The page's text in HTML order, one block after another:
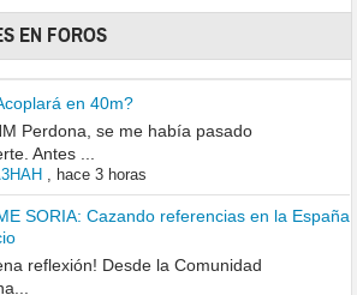
EN FOROS
en 40m?
Perdona, se me había pasado
Antes ...
, hace 3 horas
SORIA: Cazando referencias en la España
reflexión! Desde la Comunidad